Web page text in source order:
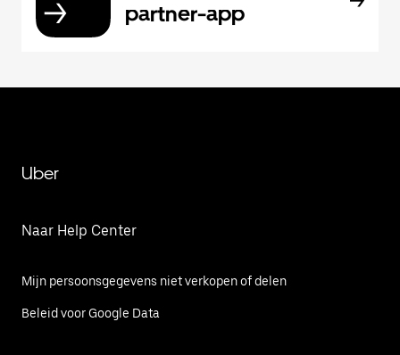
partner-app
Uber
Naar Help Center
Mijn persoonsgegevens niet verkopen of delen
Beleid voor Google Data